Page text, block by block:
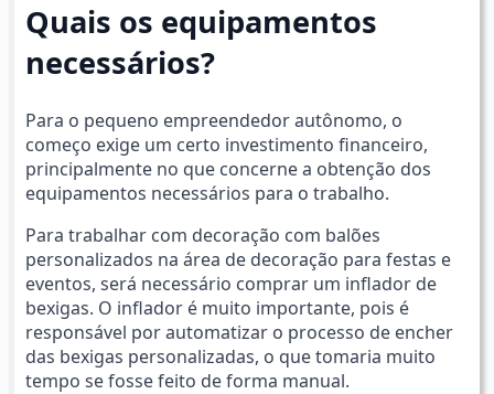
Quais os equipamentos
necessários?
Para o pequeno empreendedor autônomo, o
começo exige um certo investimento financeiro,
principalmente no que concerne a obtenção dos
equipamentos necessários para o trabalho.
Para trabalhar com decoração com balões
personalizados na área de decoração para festas e
eventos, será necessário comprar um inflador de
bexigas. O inflador é muito importante, pois é
responsável por automatizar o processo de encher
das bexigas personalizadas, o que tomaria muito
tempo se fosse feito de forma manual.